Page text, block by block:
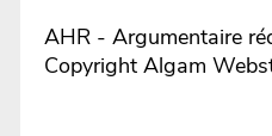
AHR - Argumentaire
Copyright Algam